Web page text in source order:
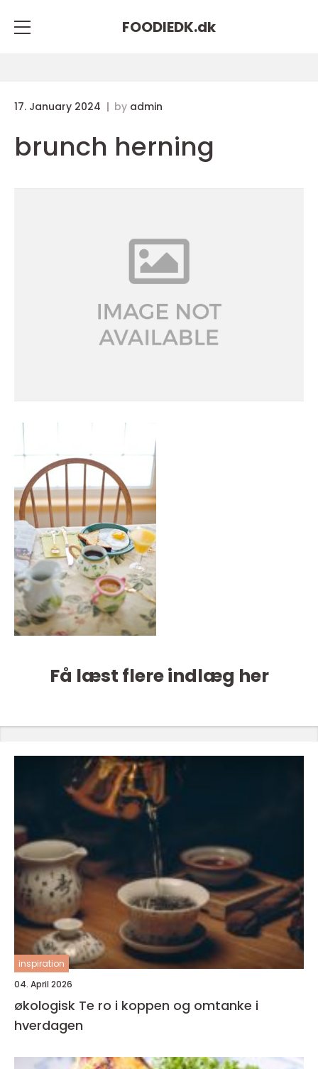
FOODIEDK.dk
17. January 2024 by admin
brunch herning
Få læst flere indlæg her
inspiration
04. April 2026
økologisk Te ro i koppen og omtanke i
hverdagen